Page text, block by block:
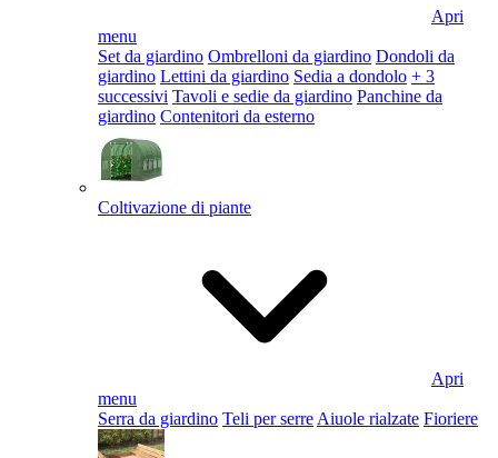
Apri
menu
Set da giardino Ombrelloni da giardino Dondoli da
giardino Lettini da giardino Sedia a dondolo + 3
successivi Tavoli e sedie da giardino Panchine da
giardino Contenitori da esterno
Coltivazione di piante
Apri
menu
Serra da giardino Teli per serre Aiuole rialzate Fioriere